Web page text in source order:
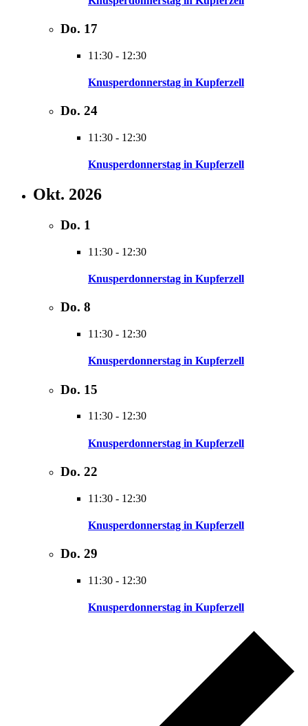
Do. 17
11:30 - 12:30
Knusperdonnerstag in Kupferzell
Do. 24
11:30 - 12:30
Knusperdonnerstag in Kupferzell
Okt. 2026
Do. 1
11:30 - 12:30
Knusperdonnerstag in Kupferzell
Do. 8
11:30 - 12:30
Knusperdonnerstag in Kupferzell
Do. 15
11:30 - 12:30
Knusperdonnerstag in Kupferzell
Do. 22
11:30 - 12:30
Knusperdonnerstag in Kupferzell
Do. 29
11:30 - 12:30
Knusperdonnerstag in Kupferzell